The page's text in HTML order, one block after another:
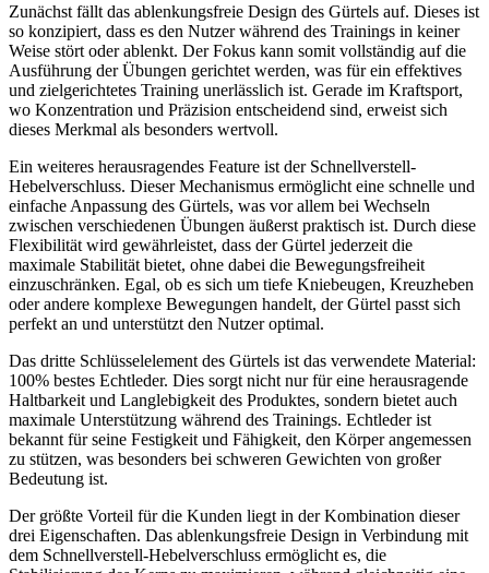
Zunächst fällt das ablenkungsfreie Design des Gürtels auf. Dieses ist
so konzipiert, dass es den Nutzer während des Trainings in keiner
Weise stört oder ablenkt. Der Fokus kann somit vollständig auf die
Ausführung der Übungen gerichtet werden, was für ein effektives
und zielgerichtetes Training unerlässlich ist. Gerade im Kraftsport,
wo Konzentration und Präzision entscheidend sind, erweist sich
dieses Merkmal als besonders wertvoll.
Ein weiteres herausragendes Feature ist der Schnellverstell-
Hebelverschluss. Dieser Mechanismus ermöglicht eine schnelle und
einfache Anpassung des Gürtels, was vor allem bei Wechseln
zwischen verschiedenen Übungen äußerst praktisch ist. Durch diese
Flexibilität wird gewährleistet, dass der Gürtel jederzeit die
maximale Stabilität bietet, ohne dabei die Bewegungsfreiheit
einzuschränken. Egal, ob es sich um tiefe Kniebeugen, Kreuzheben
oder andere komplexe Bewegungen handelt, der Gürtel passt sich
perfekt an und unterstützt den Nutzer optimal.
Das dritte Schlüsselelement des Gürtels ist das verwendete Material:
100% bestes Echtleder. Dies sorgt nicht nur für eine herausragende
Haltbarkeit und Langlebigkeit des Produktes, sondern bietet auch
maximale Unterstützung während des Trainings. Echtleder ist
bekannt für seine Festigkeit und Fähigkeit, den Körper angemessen
zu stützen, was besonders bei schweren Gewichten von großer
Bedeutung ist.
Der größte Vorteil für die Kunden liegt in der Kombination dieser
drei Eigenschaften. Das ablenkungsfreie Design in Verbindung mit
dem Schnellverstell-Hebelverschluss ermöglicht es, die